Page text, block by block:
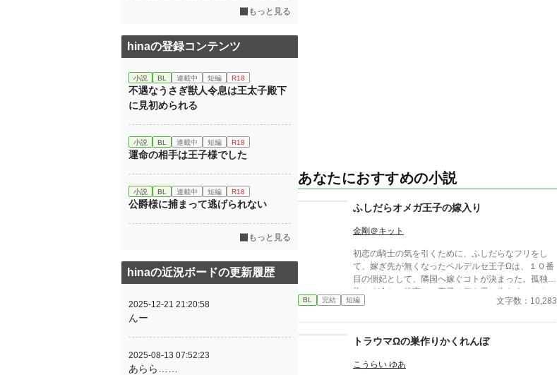
あなたにおすすめの小説
ふしだらオメガ王子の嫁入り
金剛＠キット
初恋の騎士の気を引くために、ふしだらなフリをし
て、嫁ぎ先が無くなったペルデルセ王子Ωは、１０番
目の側妃として、隣国へ嫁ぐコトが決まった。孤独が
染みる冷たい後宮で、王子は何を思い生きるのか？
お話に都合の良い、ユルユル設定のオメガバースで
BL 完結 短編 文字数：10,283
トラウマΩの巣作りかくれんぼ
こうらい ゆあ
もっと見る
hinaの登録コンテンツ
小説 BL 連載中 短編 R18
不遇なうさぎ獣人令息は王太子殿下
に見初められる
小説 BL 連載中 短編 R18
運命の相手は王子様でした
小説 BL 連載中 短編 R18
公爵様に捕まって逃げられない
もっと見る
hinaの近況ボードの更新履歴
2025-12-21 21:20:58
んー
2025-08-13 07:52:23
あらら……